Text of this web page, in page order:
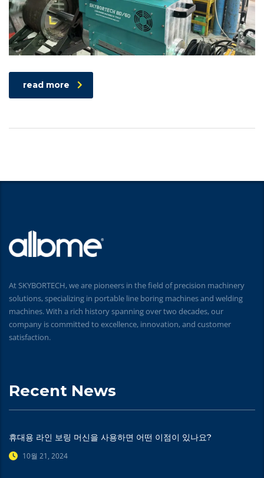
read more
At SKYBORTECH, we are pioneers in the field of precision machinery
solutions, specializing in portable line boring machines and welding
machines. With a rich history spanning over two decades, our
company is committed to excellence, innovation, and customer
satisfaction.
Recent News
휴대용 라인 보링 머신을 사용하면 어떤 이점이 있나요?
10월 21, 2024